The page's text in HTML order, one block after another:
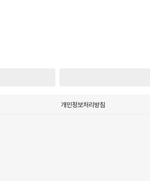
개인정보처리방침